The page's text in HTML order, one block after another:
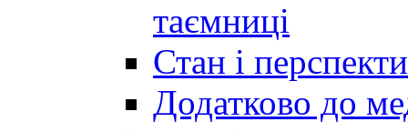
таємниці
Стан і
Додатково до